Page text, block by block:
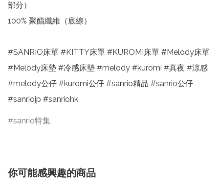
部分）
100% 聚酯纖維（底線）
#SANRIO床單 #KITTY床單 #KUROMI床單 #Melody床單
#Melody床墊 #冷感床墊 #melody #kuromi #真夜 #涼感
#melody公仔 #kuromi公仔 #sanrio精品 #sanrio公仔
#sanriojp #sanriohk
sanrio特集
你可能感興趣的商品